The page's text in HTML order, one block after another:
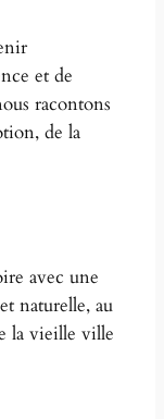
et de
racontons
de la
avec une
naturelle, au
la vieille ville